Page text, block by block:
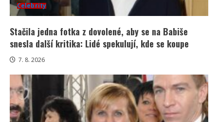
Celebrity
Stačila jedna fotka z dovolené, aby se na Babiše
snesla další kritika: Lidé spekulují, kde se koupe
7. 8. 2026